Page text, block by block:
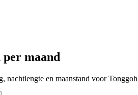
per maand
nachtlengte en maanstand voor